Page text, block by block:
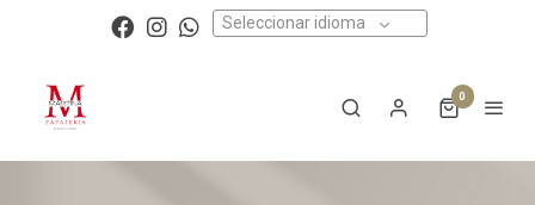
Seleccionar idioma
0